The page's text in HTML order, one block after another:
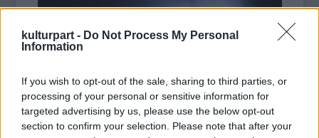
kulturpart - Do Not Process My Personal
Information
If you wish to opt-out of the sale, sharing to third parties, or
processing of your personal or sensitive information for
targeted advertising by us, please use the below opt-out
section to confirm your selection. Please note that after your